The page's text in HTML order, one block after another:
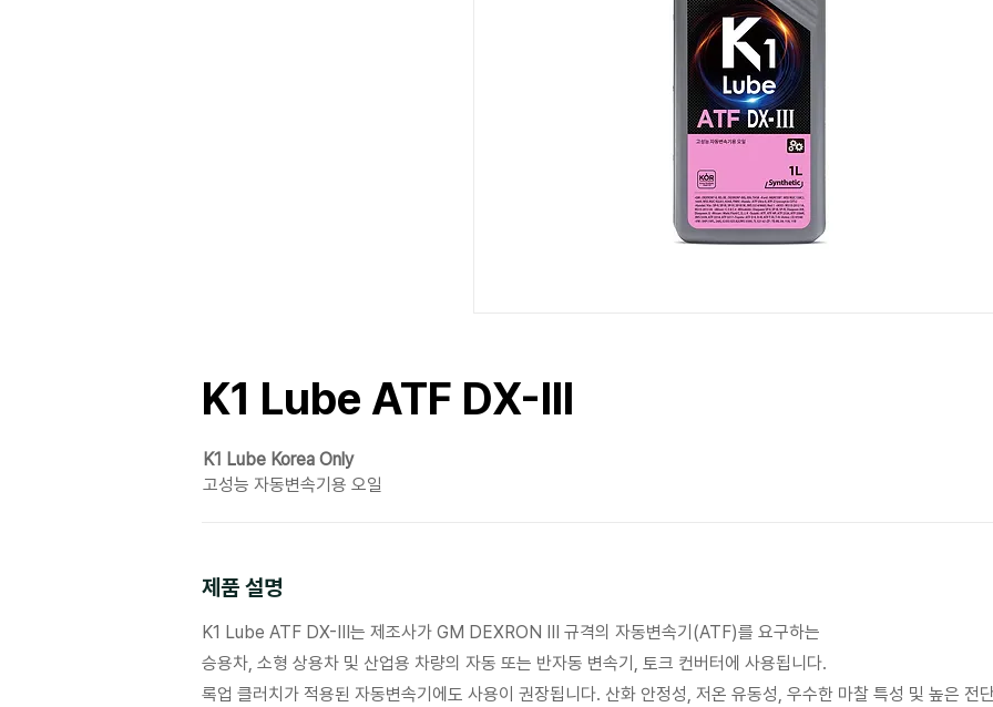
K1 Lube ATF DX-III
K1 Lube Korea Only
고성능 자동변속기용 오일
​제품 설명
K1 Lube ATF DX-III는 제조사가 GM DEXRON III 규격의 자동변속기(ATF)를 요구하는
승용차, 소형 상용차 및 산업용 차량의 자동 또는 반자동 변속기, 토크 컨버터에 사용됩니다.
록업 클러치가 적용된 자동변속기에도 사용이 권장됩니다. 산화 안정성, 저온 유동성, 우수한 마찰 특성 및 높은 전